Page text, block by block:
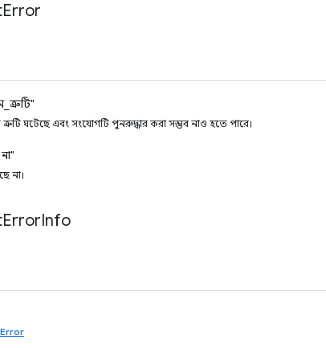
Error
ত্রুটি ঘটেছে এবং সংযোগটি পুনরুদ্ধার করা সম্ভব নাও হতে পারে।
না।
ErrorInfo